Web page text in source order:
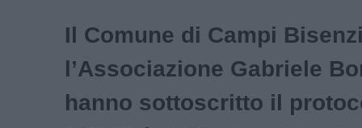
Il Comune di Campi
l’Associazione Gabriele
hanno sottoscritto il